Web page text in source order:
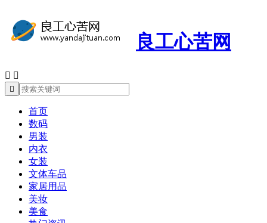
良工心苦网
 

首页
数码
男装
内衣
女装
文体车品
家居用品
美妆
美食